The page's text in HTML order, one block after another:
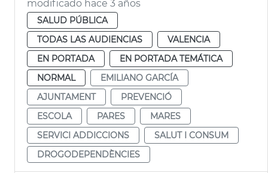
modificado hace 3 años
SALUD PÚBLICA
TODAS LAS AUDIENCIAS
VALENCIA
EN PORTADA
EN PORTADA TEMÁTICA
NORMAL
EMILIANO GARCÍA
AJUNTAMENT
PREVENCIÓ
ESCOLA
PARES
MARES
SERVICI ADDICCIONS
SALUT I CONSUM
DROGODEPENDÈNCIES